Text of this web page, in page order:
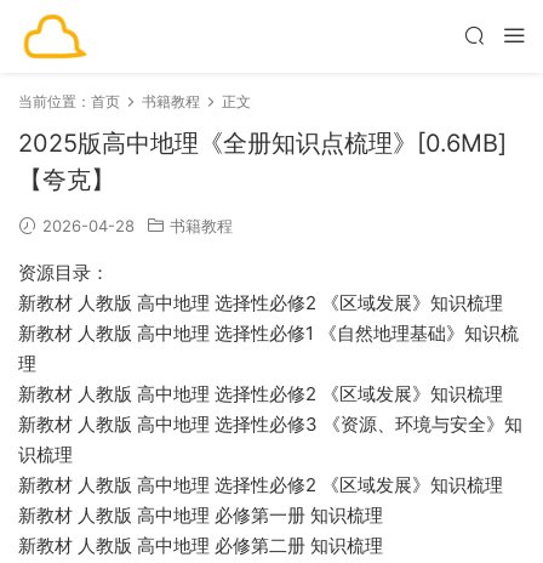
当前位置： 首页 书籍教程 正文
2025版高中地理《全册知识点梳理》[0.6MB]
【夸克】
2026-04-28 书籍教程
资源目录：
新教材 人教版 高中地理 选择性必修2 《区域发展》知识梳理
新教材 人教版 高中地理 选择性必修1 《自然地理基础》知识梳
理
新教材 人教版 高中地理 选择性必修2 《区域发展》知识梳理
新教材 人教版 高中地理 选择性必修3 《资源、环境与安全》知
识梳理
新教材 人教版 高中地理 选择性必修2 《区域发展》知识梳理
新教材 人教版 高中地理 必修第一册 知识梳理
新教材 人教版 高中地理 必修第二册 知识梳理